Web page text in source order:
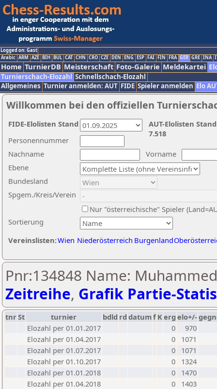
Logged on: Gast
Arabic ARM AZE BIH BUL CAT CHN CRO CZE DEN ENG ESP FAI FIN FRA GER GRE INA
Home TurnierDB Meisterschaft Foto-Galerie Meldekartei
Turnierschach-Elozahl Schnellschach-Elozahl
Allgemeines Turnier anmelden: AUT FIDE Spieler anmelden Elo
Willkommen bei den offiziellen
Nachname
Vorname
Ebene
Sortierung
Personennummer
Bundesland
Spgem./Kreis/Verein
Nur "österreichische" Spieler
Vereinslisten:Wien Niederösterreich Burgenland
AUT-Elolisten
7.518
FIDE-Elolisten Stand
Pnr:134848 Name:
Zeitreihe, Grafik Partie-
tnrSt turnier bdld rd datumf Kerg elo+/-
Elozahl per 01.01.2017
0
970
Elozahl per 01.04.2017
0
1071
Elozahl per 01.07.2017
0
1071
Elozahl per 01.10.2017
0
1324
Elozahl per 01.01.2018
0
1470
Elozahl per 01.04.2018
0
1403